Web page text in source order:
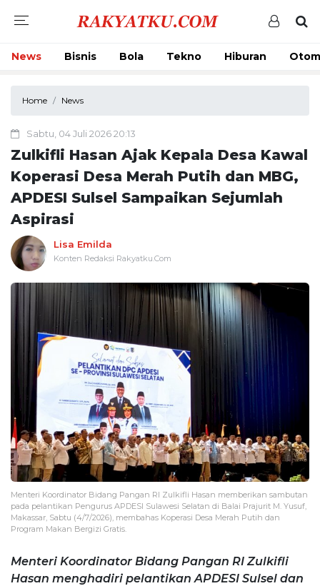
News Bisnis Bola Tekno Hiburan
Home News
Sabtu, 04 Juli 2026 20:13
Zulkifli Hasan Ajak Kepala Desa Kawal
Koperasi Desa Merah Putih dan MBG,
APDESI Sulsel Sampaikan Sejumlah
Aspirasi
Lisa Emilda
Konten Redaksi Rakyatku.Com
Menteri Koordinator Bidang Pangan RI Zulkifli Hasan memberikan sambutan
pada pelantikan Pengurus APDESI Sulawesi Selatan di Balai Prajurit M. Yusuf,
Makassar, Sabtu (4/7/2026), membahas Koperasi Desa Merah Putih dan
Program Makan Bergizi Gratis.
Menteri Koordinator Bidang Pangan RI Zulkifli
Hasan menghadiri pelantikan APDESI Sulsel dan